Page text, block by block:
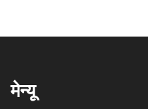
मेन्यू